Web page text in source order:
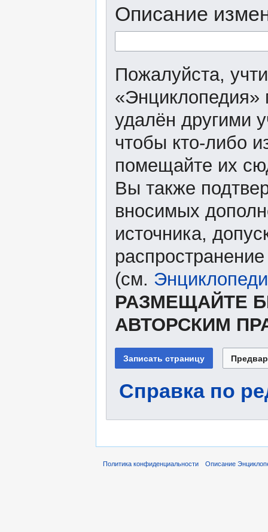
Описание
Пожалуйста,
«Энциклопедия»
удалён другими
чтобы кто-либо
помещайте их
Вы также
вносимых
источника,
(см.
РАЗМЕЩАЙТЕ
АВТОРСКИМ
Справка по
Политика конфиденциальности Описание